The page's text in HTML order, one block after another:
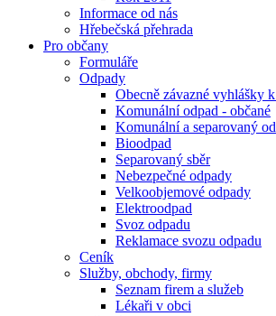
Informace od nás
Hřebečská přehrada
Pro občany
Formuláře
Odpady
Obecně závazné vyhlášky
Komunální odpad - občané
Komunální a separovaný
Bioodpad
Separovaný sběr
Nebezpečné odpady
Velkoobjemové odpady
Elektroodpad
Svoz odpadu
Reklamace svozu odpadu
Ceník
Služby, obchody, firmy
Seznam firem a služeb
Lékaři v obci